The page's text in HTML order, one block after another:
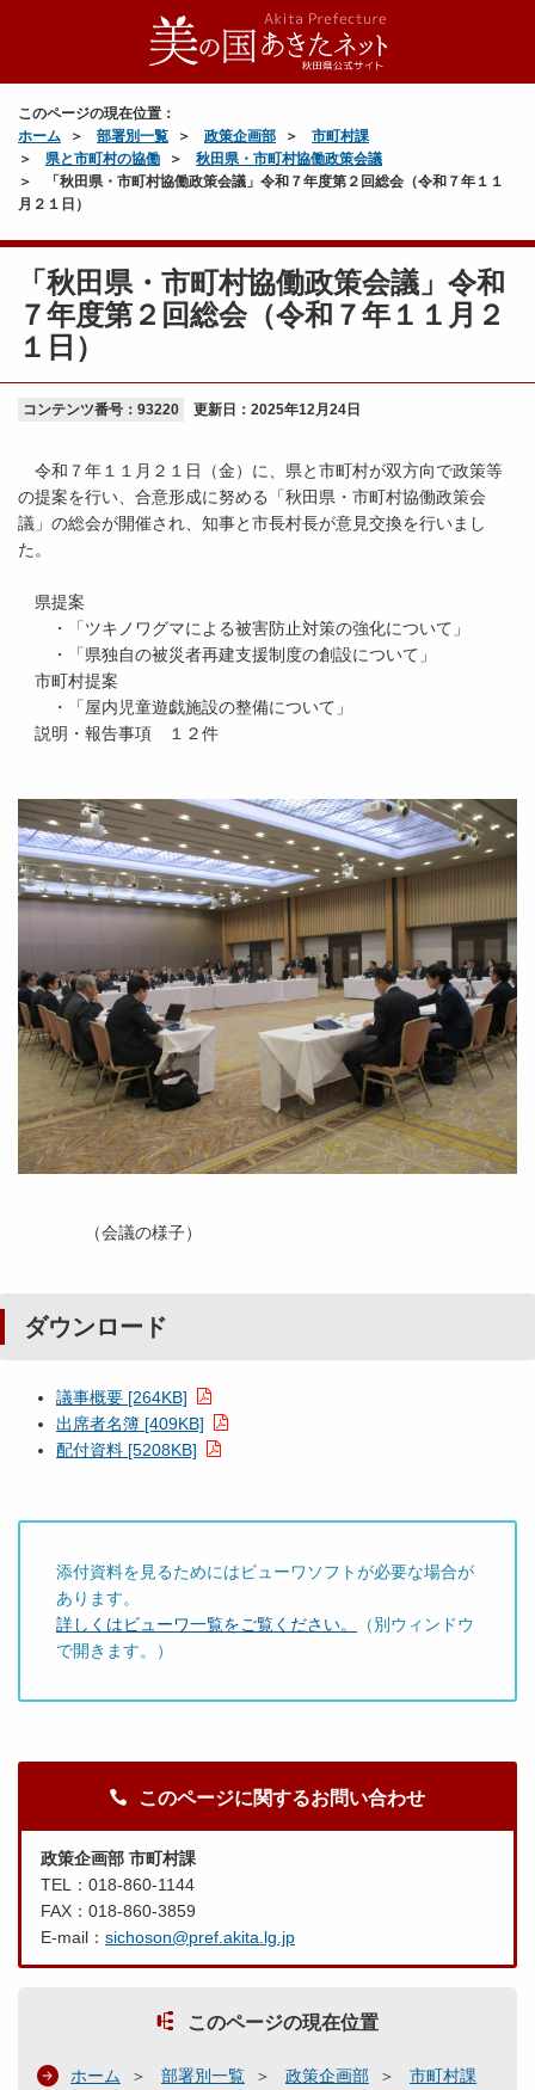
このページの現在位置：
ホーム
部署別一覧 政策企画部
市町村課
県と市町村の協働
秋田県・市町村協働政策会議
「秋田県・市町村協働政策会議」令和７年度第２回総会（令和７年１１
月２１日）
「秋田県・市町村協働政策会議」令和
７年度第２回総会（令和７年１１月２
１日）
コンテンツ番号：93220 更新日： 2025年12月24日
令和７年１１月２１日（金）に、県と市町村が双方向で政策等
の提案を行い、合意形成に努める「秋田県・市町村協働政策会
議」の総会が開催され、知事と市長村長が意見交換を行いまし
た。
県提案
・「ツキノワグマによる被害防止対策の強化について」
・「県独自の被災者再建支援制度の創設について」
市町村提案
・「屋内児童遊戯施設の整備について」
説明・報告事項 １２件
（会議の様子）
ダウンロード
議事概要 [264KB]
出席者名簿 [409KB]
配付資料 [5208KB]
添付資料を見るためにはビューワソフトが必要な場合が
あります。
詳しくはビューワ一覧をご覧ください。
（別ウィンドウ
で開きます。）
このページに関するお問い合わせ
政策企画部 市町村課
TEL：018-860-1144
FAX：018-860-3859
E-mail： sichoson@pref.akita.lg.jp
このページの現在位置
ホーム 部署別一覧 政策企画部
市町村課